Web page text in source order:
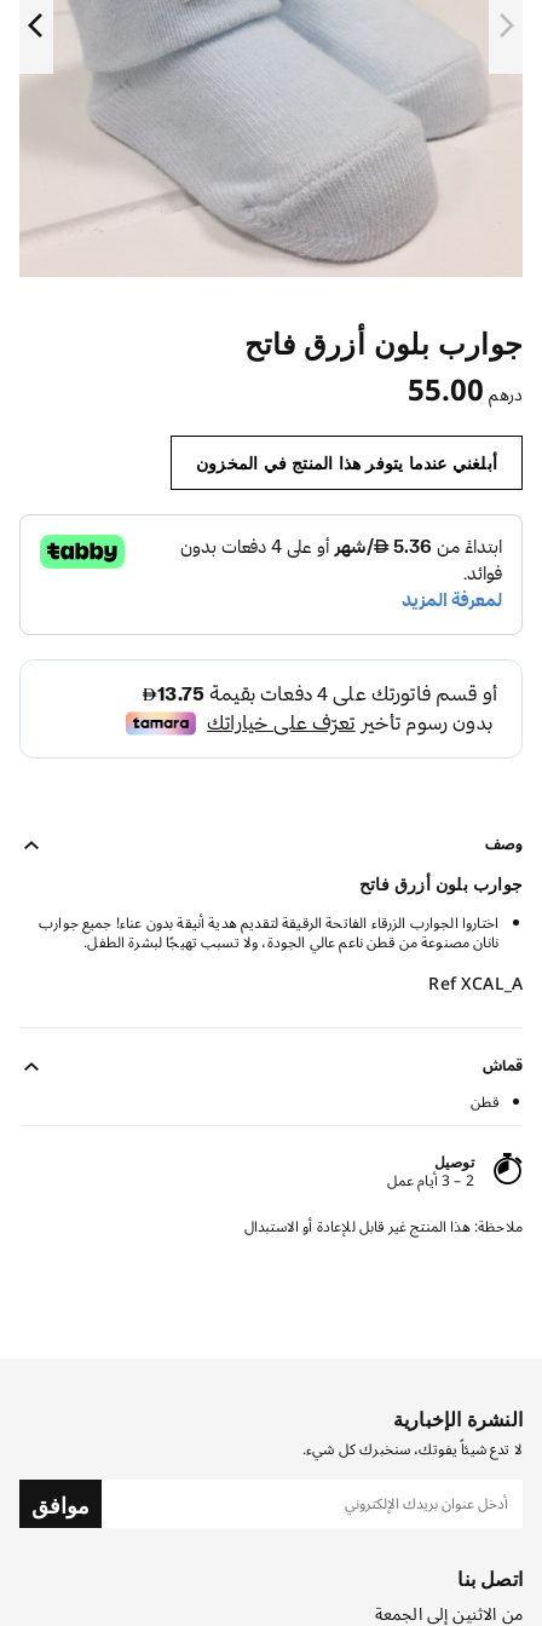
جوارب بلون أزرق فاتح
درهم55.00
أبلغني عندما يتوفر هذا المنتج في المخزون
وصف
جوارب بلون أزرق فاتح
اختاروا الجوارب الزرقاء الفاتحة الرقيقة لتقديم هدية أنيقة بدون عناء! جميع جوارب
نانان مصنوعة من قطن ناعم عالي الجودة، ولا تسبب تهيجًا لبشرة الطفل.
Ref XCAL_A
قماش
قطن
توصيل
2 – 3 أيام عمل
ملاحظة: هذا المنتج غير قابل للإعادة أو الاستبدال
النشرة الإخبارية
لا تدع شيئاً يفوتك، سنخبرك كل شيء.
موافق
اتصل بنا
من الاثنين إلى الجمعة